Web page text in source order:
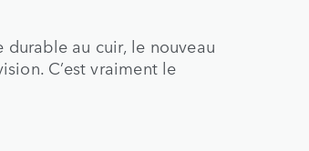
au cuir, le nouveau
C’est vraiment le